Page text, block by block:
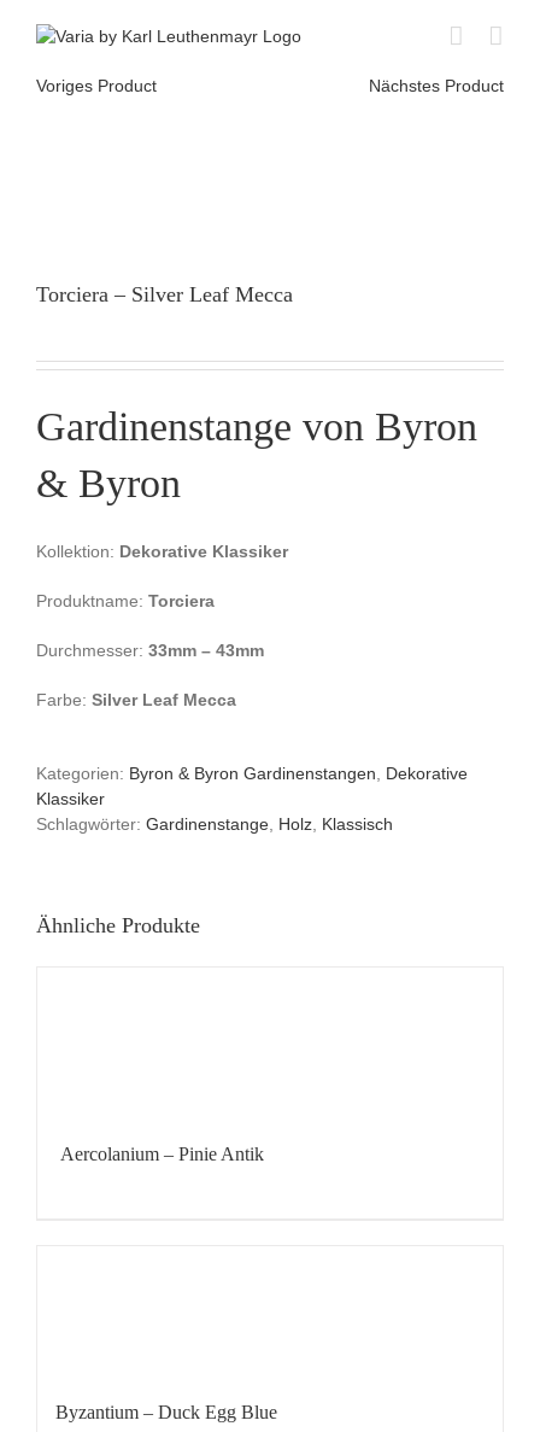
Voriges Product
Nächstes Product
Torciera – Silver Leaf Mecca
Gardinenstange von Byron
& Byron
Kollektion: Dekorative Klassiker
Produktname: Torciera
Durchmesser: 33mm – 43mm
Farbe: Silver Leaf Mecca
Kategorien: Byron & Byron Gardinenstangen
Dekorative
Klassiker
Schlagwörter: Gardinenstange Holz Klassisch
Ähnliche Produkte
Aercolanium – Pinie Antik
Byzantium – Duck Egg Blue